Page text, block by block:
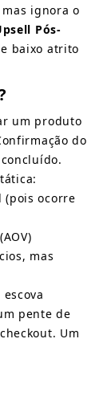
ignora o
Pós-
baixo atrito
um produto
do
(pois ocorre
mas
pente de
Um